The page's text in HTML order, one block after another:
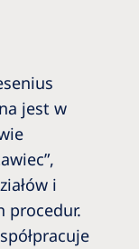
jest w
i
procedur.